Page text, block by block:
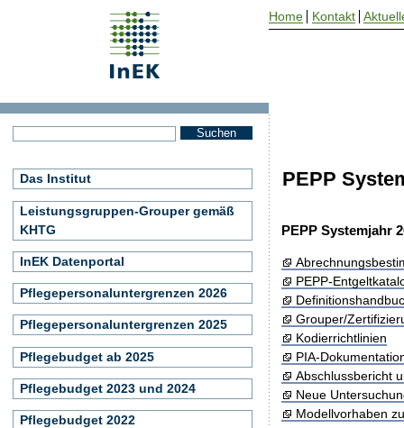
PEPP
PEPP Systemjahr
PEPP-
Grouper/
Kodierrichtlinien
PIA-
Abschlussbericht
Neue
Modellvorhaben
Das Institut
Leistungsgruppen-Grouper gemäß
KHTG
InEK Datenportal
Pflegepersonaluntergrenzen 2026
Pflegepersonaluntergrenzen 2025
Pflegebudget ab 2025
Pflegebudget 2023 und 2024
Pflegebudget 2022
Home Kontakt